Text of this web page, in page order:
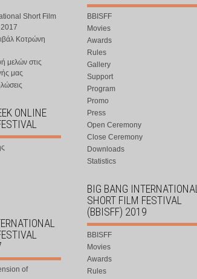
Short Film
Κοτρώνη
μελών στις
μας
ONLINE
of
BBISFF
Movies
Awards
Rules
Gallery
Support
Program
Promo
Press
Open Ceremony
Close Ceremony
Downloads
Statistics
BIG BANG INTERNATIONAL
SHORT FILM FESTIVAL
(BBISFF) 2019
BBISFF
Movies
Awards
Rules